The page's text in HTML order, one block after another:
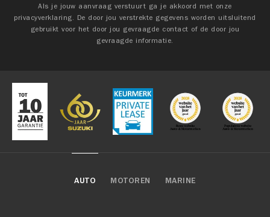
Als je jouw aanvraag verstuurt ga je akkoord met onze
privacyverklaring. De door jou verstrekte gegevens worden uitsluitend
gebruikt voor het door jou gevraagde contact of de door jou
gevraagde informatie.
AUTO MOTOREN MARINE